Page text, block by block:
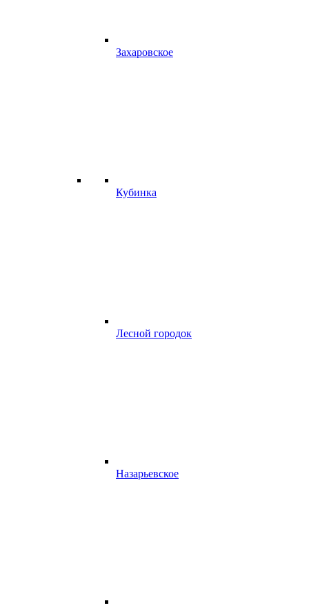
Захаровское
Кубинка
Лесной городок
Назарьевское